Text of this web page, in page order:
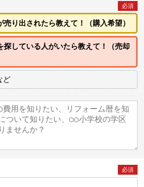
必須
売り出されたら教えて！（購入希望）
探している人がいたら教えて！（売却
ど
必須